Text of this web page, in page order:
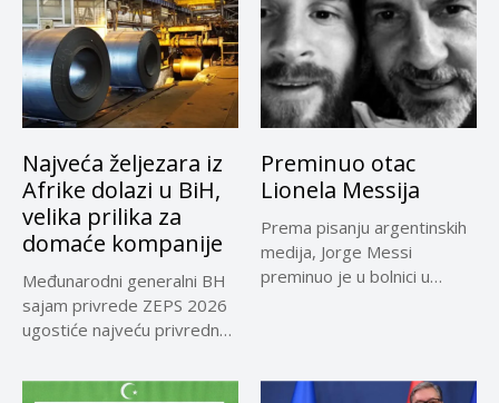
Najveća željezara iz
Afrike dolazi u BiH,
velika prilika za
domaće kompanije
Međunarodni generalni BH
sajam privrede ZEPS 2026
ugostiće najveću privrednu
Preminuo otac
Lionela Messija
Prema pisanju argentinskih
medija, Jorge Messi
preminuo je u bolnici u